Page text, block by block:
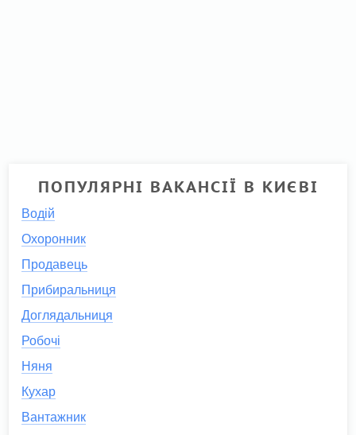
ПОПУЛЯРНІ ВАКАНСІЇ В КИЄВІ
Водій
Охоронник
Продавець
Прибиральниця
Доглядальниця
Робочі
Няня
Кухар
Вантажник